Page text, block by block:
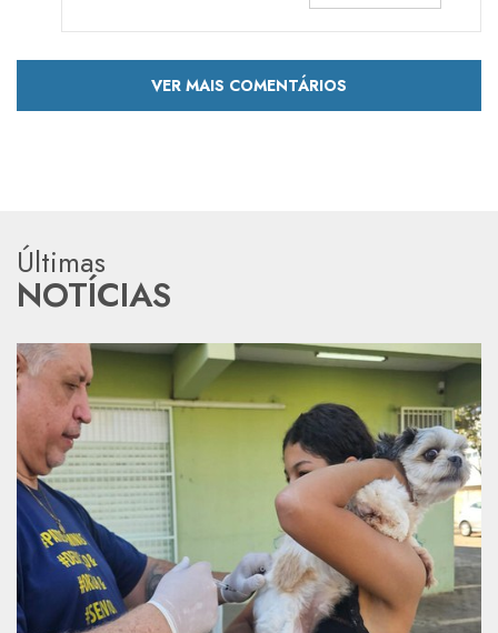
VER MAIS COMENTÁRIOS
Últimas
NOTÍCIAS